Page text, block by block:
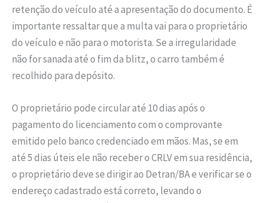
retenção do veículo até a apresentação do documento. É
importante ressaltar que a multa vai para o proprietário
do veículo e não para o motorista. Se a irregularidade
não for sanada até o fim da blitz, o carro também é
recolhido para depósito.
O proprietário pode circular até 10 dias após o
pagamento do licenciamento com o comprovante
emitido pelo banco credenciado em mãos. Mas, se em
até 5 dias úteis ele não receber o CRLV em sua residência,
o proprietário deve se dirigir ao Detran/BA e verificar se o
endereço cadastrado está correto, levando o